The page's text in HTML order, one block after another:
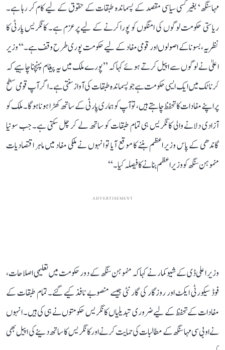
مہاسنگھ‘ بغیر کسی سیاسی مقصد کے پسماندہ طبقات کے حقوق کے لیے کام کر رہا ہے۔
ریاستی حکومت لوگوں کی امنگوں کو پورا کرنے کے لیے پرعزم ہے۔ کانگریس پارٹی کا
نظریہ، بسونا کے اصولوں اور قومی مفاد کے لیے حکومت پوری طرح وقف ہے۔‘‘ وزیر
اعلیٰ نے لوگوں سے اپیل کرتے ہوئے کہا کہ ’’پورے ملک میں یہ پیغام پہنچنا چاہیے کہ
کرناٹک میں ایک ایسی حکومت ہے جو پسماندہ طبقات کی آواز سنتی ہے۔ اگر آپ قومی سطح
پر اپنے مفادات کا تحفظ چاہتے ہیں، تو آپ کو ہماری پارٹی کے ساتھ کھڑا ہونا ہوگا۔ ملک کو
آزادی دلانے والی کانگریس ہی تمام طبقات کو ساتھ لے کر چل سکتی ہے۔ جب سونیا
گاندھی کے پاس وزیر اعظم بننے کا موقع آیا تو انہوں نے ملکی مفاد میں ماہر اقتصادیات
منموہن سنگھ کو وزیر اعظم بنانے کا فیصلہ کیا۔‘‘
ADVERTISEMENT
وزیر اعلی ڈی کے شیوکمار نے کہا کہ منموہن سنگھ کے دور حکومت میں تعلیمی اصلاحات،
فوڈ سیکورٹی ایکٹ اور روزگار کی گارنٹی جیسے منصوبے نافذ کیے گئے۔ تمام طبقات کے
مفادات کے تحفظ کے لیے ضروری تبدیلیاں کانگریس حکومتوں نے ہی کی ہیں۔ انہوں
نے او بی سی مہاسنگھ کے مطالبات کی حمایت کرنے اور کانگریس کا ساتھ دینے کی اپیل بھی